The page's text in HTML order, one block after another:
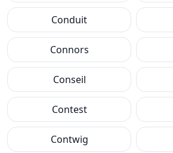
Conduit
Connors
Conseil
Contest
Contwig